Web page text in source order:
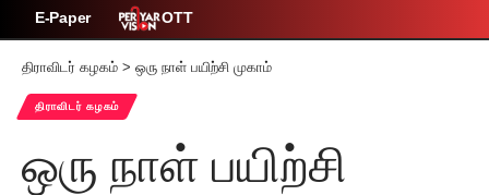
E-Paper OTT
திராவிடர் கழகம் > ஒரு நாள் பயிற்சி முகாம்
திராவிடர் கழகம்
ஒரு நாள் பயிற்சி